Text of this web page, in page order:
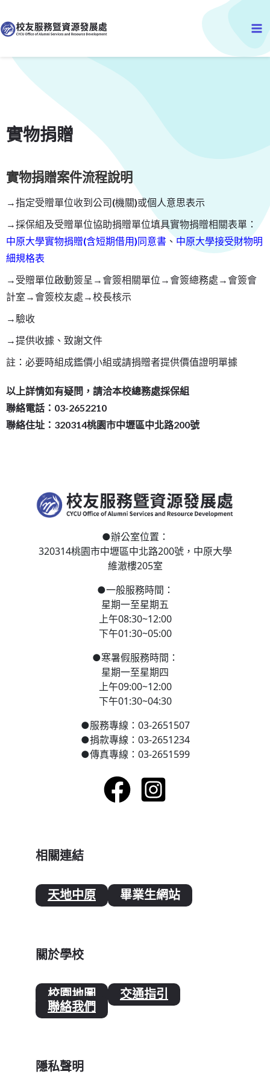
至
主
實物捐贈
實物捐贈案件流程說明
→指定受贈單位收到公司(機關)或個人意思表示
→採保組及受贈單位協助捐贈單位填具實物捐贈相關表單：
中原大學實物捐贈(含短期借用)同意書 、中原大學接受財物明
細規格表
→受贈單位啟動簽呈→會簽相關單位→會簽總務處→會簽會
計室→會簽校友處→校長核示
→驗收
→提供收據、致謝文件
註：必要時組成鑑價小組或請捐贈者提供價值證明單據
以上詳情如有疑問，請洽本校總務處採保組
聯絡電話：03-2652210
聯絡住址：320314桃園市中壢區中北路200號
●辦公室位置：
320314桃園市中壢區中北路200號， 中原大學
維澈樓205室
●一般服務時間：
星期一至星期五
上午08:30~12:00
下午01:30~05:00
●寒暑假服務時間：
星期一至星期四
上午09:00~12:00
下午01:30~04:30
●服務專線：03-2651507
●捐款專線：03-2651234
●傳真專線：03-2651599
相關連結
天地中原 畢業生網站
關於學校
校園地圖 交通指引
聯絡我們
隱私聲明